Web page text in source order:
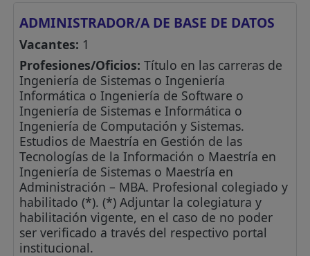
ADMINISTRADOR/A DE BASE DE DATOS
Vacantes: 1
Profesiones/Oficios: Título en las carreras de
Ingeniería de Sistemas o Ingeniería
Informática o Ingeniería de Software o
Ingeniería de Sistemas e Informática o
Ingeniería de Computación y Sistemas.
Estudios de Maestría en Gestión de las
Tecnologías de la Información o Maestría en
Ingeniería de Sistemas o Maestría en
Administración – MBA. Profesional colegiado y
habilitado (*). (*) Adjuntar la colegiatura y
habilitación vigente, en el caso de no poder
ser verificado a través del respectivo portal
institucional.